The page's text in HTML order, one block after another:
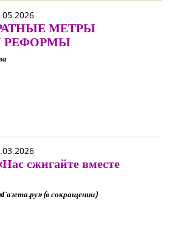
МЕТРЫ
РЕФОРМЫ
сжигайте вместе
(в сокращении)